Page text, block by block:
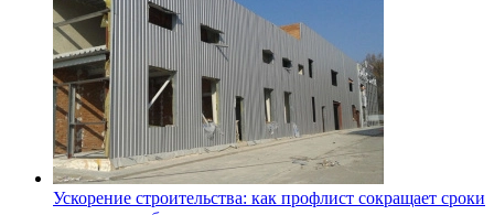
Ускорение строительства: как профлист сокращает сроки